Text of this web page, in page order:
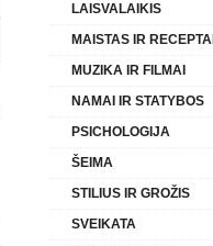
LAISVALAIKIS
MAISTAS IR RECEPTAI
MUZIKA IR FILMAI
NAMAI IR STATYBOS
PSICHOLOGIJA
ŠEIMA
STILIUS IR GROŽIS
SVEIKATA